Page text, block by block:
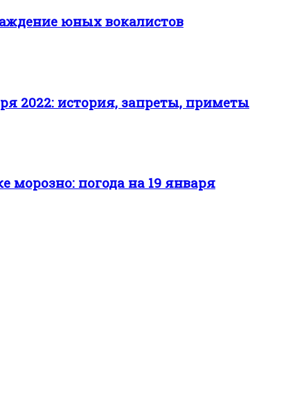
юных вокалистов
2022: история, запреты, приметы
морозно: погода на 19 января